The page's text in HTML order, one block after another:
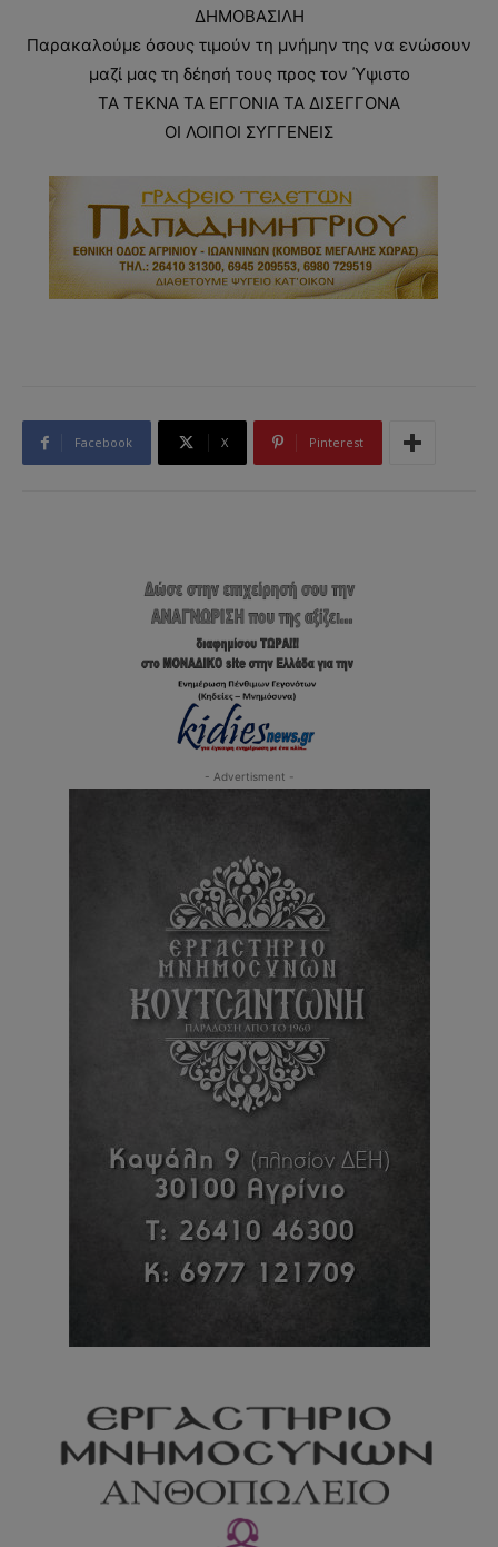
ΔΗΜΟΒΑΣΙΛΗ
Παρακαλούμε όσους τιμούν τη μνήμην της να ενώσουν
μαζί μας τη δέησή τους προς τον Ύψιστο
ΤΑ ΤΕΚΝΑ ΤΑ ΕΓΓΟΝΙΑ ΤΑ ΔΙΣΕΓΓΟΝΑ
ΟΙ ΛΟΙΠΟΙ ΣΥΓΓΕΝΕΙΣ
Facebook X Pinterest
- Advertisment -